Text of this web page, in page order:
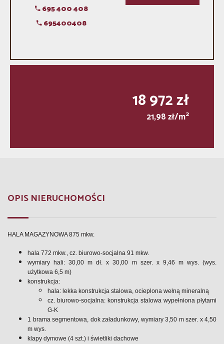
695 400 408
695400408
18 972 zł
21,98 zł/m2
OPIS NIERUCHOMOŚCI
HALA MAGAZYNOWA 875 mkw.
hala 772 mkw., cz. biurowo-socjalna 91 mkw.
wymiary
hali:30,00 m dł. x30,00 mszer. x 9,46 mwys. (wys.
użytkowa 6,5 m)
konstrukcja:
hala: lekka konstrukcja stalowa, ocieplona wełną mineralną
cz. biurowo-socjalna: konstrukcja stalowa wypełniona płytami
G-K
1 brama segmentowa, dok załadunkowy, wymiary 3,50 mszer. x 4,50
m wys.
klapy dymowe (4 szt.) i świetliki dachowe